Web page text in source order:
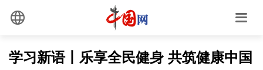
学习新语丨乐享全民健身 共筑健康中国